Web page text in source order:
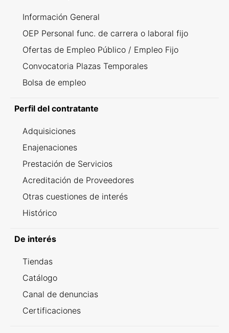
Información General
OEP Personal func. de carrera o laboral fijo
Ofertas de Empleo Público / Empleo Fijo
Convocatoria Plazas Temporales
Bolsa de empleo
Perfil del contratante
Adquisiciones
Enajenaciones
Prestación de Servicios
Acreditación de Proveedores
Otras cuestiones de interés
Histórico
De interés
Tiendas
Catálogo
Canal de denuncias
Certificaciones